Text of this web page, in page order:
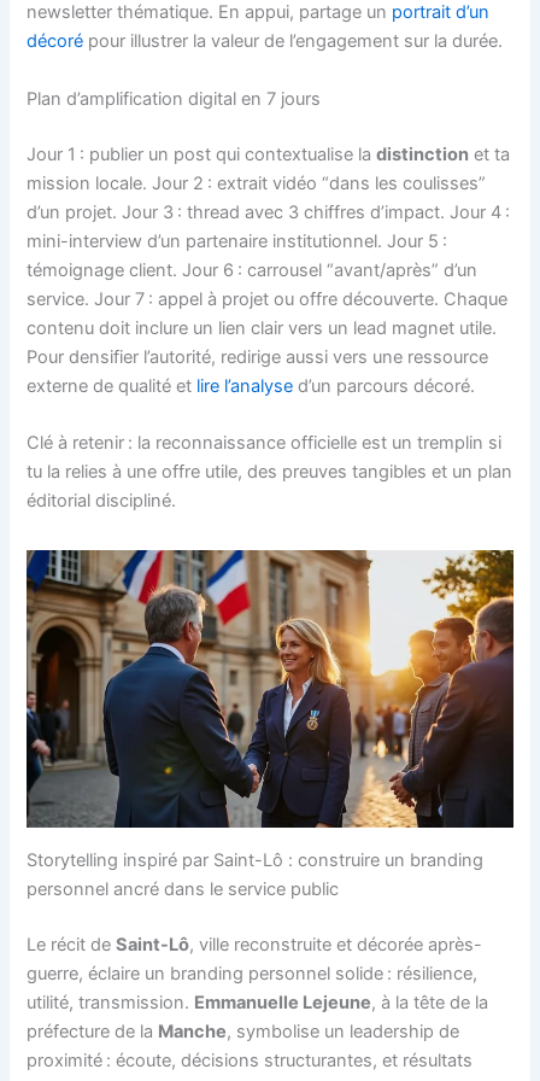
newsletter thématique. En appui, partage un portrait d’un
décoré pour illustrer la valeur de l’engagement sur la durée.
Plan d’amplification digital en 7 jours
Jour 1 : publier un post qui contextualise ladistinction et ta
mission locale. Jour 2 : extrait vidéo “dans les coulisses”
d’un projet. Jour 3 : thread avec 3 chiffres d’impact. Jour 4 :
mini-interview d’un partenaire institutionnel. Jour 5 :
témoignage client. Jour 6 : carrousel “avant/après” d’un
service. Jour 7 : appel à projet ou offre découverte. Chaque
contenu doit inclure un lien clair vers un lead magnet utile.
Pour densifier l’autorité, redirige aussi vers une ressource
externe de qualité et lire l’analyse d’un parcours décoré.
Clé à retenir : la reconnaissance officielle est un tremplin si
tu la relies à une offre utile, des preuves tangibles et un plan
éditorial discipliné.
Storytelling inspiré par Saint-Lô : construire un branding
personnel ancré dans le service public
Le récit deSaint-Lô, ville reconstruite et décorée après-
guerre, éclaire un branding personnel solide : résilience,
utilité, transmission. Emmanuelle Lejeune, à la tête de la
préfecture de la Manche, symbolise un leadership de
proximité : écoute, décisions structurantes, et résultats